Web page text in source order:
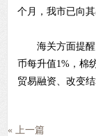
个月，我市已向
海关方面提醒，
币每升值1%，棉
贸易融资、改变
« 上一篇